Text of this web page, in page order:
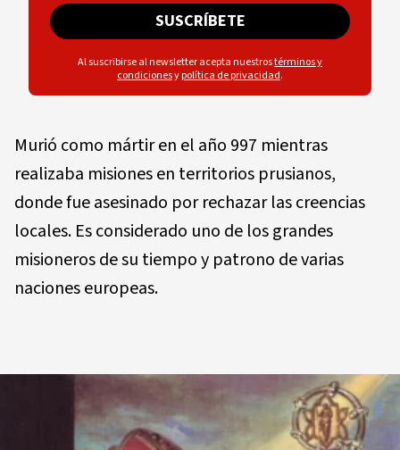
SUSCRÍBETE
Al suscribirse al newsletter acepta nuestrostérminos y
condicionesypolítica de privacidad.
Murió como mártir en el año 997 mientras
realizaba misiones en territorios prusianos,
donde fue asesinado por rechazar las creencias
locales. Es considerado uno de los grandes
misioneros de su tiempo y patrono de varias
naciones europeas.